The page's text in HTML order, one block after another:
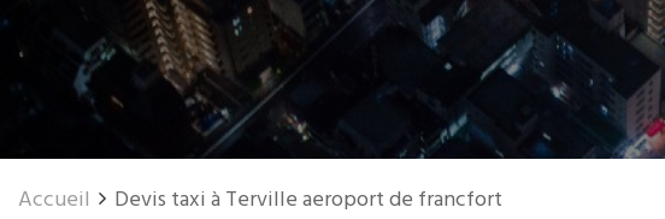
Accueil Devis taxi à Terville aeroport de francfort